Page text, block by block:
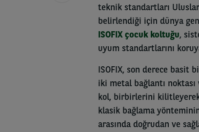
teknik standartları
belirlendiği için dünya
ISOFIX çocuk koltuğu,
uyum standartlarını
ISOFIX, son derece basit
iki metal bağlantı
kol, birbirlerini
klasik bağlama
arasında doğrudan ve